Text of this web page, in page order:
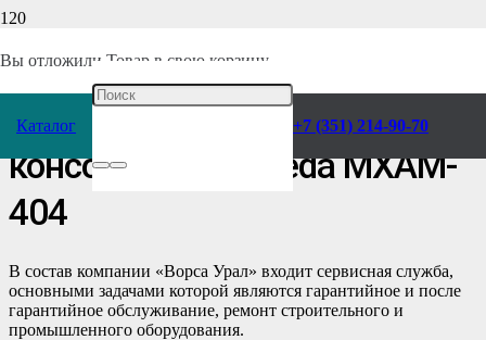
Вы отложили Товар в свою корзину.
Каталог +7 (351) 214-90-70
/
Самовсасывающий Насос
консольный Calpeda MXAM-
404
В состав компании «Ворса Урал» входит сервисная служба,
основными задачами которой являются гарантийное и после
гарантийное обслуживание, ремонт строительного и
промышленного оборудования.